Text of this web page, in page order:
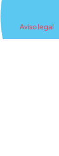
Aviso legal